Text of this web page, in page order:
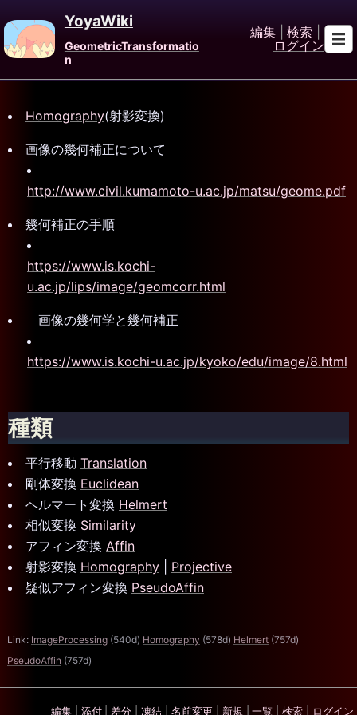
YoyaWiki
GeometricTransformatio
n
編集 検索
ログイン
Homography(射影変換)
画像の幾何補正について
http://www.civil.kumamoto-u.ac.jp/matsu/geome.pdf
幾何補正の手順
https://www.is.kochi-
u.ac.jp/lips/image/geomcorr.html
画像の幾何学と幾何補正
https://www.is.kochi-u.ac.jp/kyoko/edu/image/8.html
種類
平行移動 Translation
剛体変換 Euclidean
ヘルマート変換 Helmert
相似変換 Similarity
アフィン変換 Affin
射影変換 Homography
Projective
疑似アフィン変換 PseudoAffin
Link: ImageProcessing (540d) Homography (578d) Helmert (757d)
PseudoAffin (757d)
編集 添付 差分 凍結 名前変更 新規 一覧 検索 ログイン